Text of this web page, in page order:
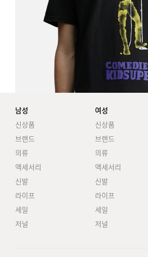
남성
신상품
브랜드
의류
액세서리
신발
라이프
세일
저널
여성
신상품
브랜드
의류
액세서리
신발
라이프
세일
저널